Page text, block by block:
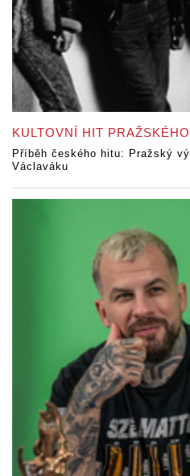
KULTOVNÍ HIT
Příběh českého hitu: Pražský
Václaváku